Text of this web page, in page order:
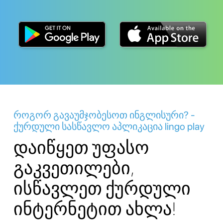
როგორ გავაუმჯობესოთ ინგლისური? -
ქურდული სასწავლო აპლიკაცია lingo play
დაიწყეთ უფასო
გაკვეთილები,
ისწავლეთ ქურდული
ინტერნეტით ახლა!